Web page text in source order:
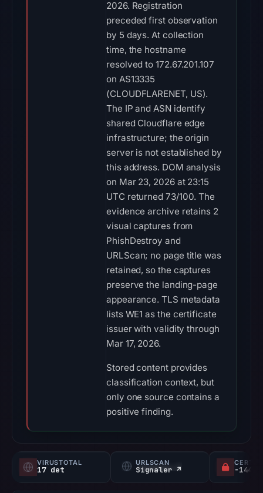
2026. Registration
preceded first observation
by 5 days. At collection
time, the hostname
resolved to 172.67.201.107
on AS13335
(CLOUDFLARENET, US).
The IP and ASN identify
shared Cloudflare edge
infrastructure; the origin
server is not established by
this address. DOM analysis
on Mar 23, 2026 at 23:15
UTC returned 73/100. The
evidence archive retains 2
visual captures from
PhishDestroy and
URLScan; no page title was
retained, so the captures
preserve the landing-page
appearance. TLS metadata
lists WE1 as the certificate
issuer with validity through
Mar 17, 2026.
Stored content provides
classification context, but
only one source contains a
positive finding.
VIRUSTOTAL
17 det
URLSCAN
Signaler ↗